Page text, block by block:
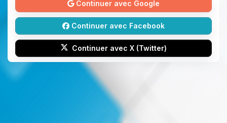
Continuer avec Google
Continuer avec Facebook
Continuer avec X (Twitter)